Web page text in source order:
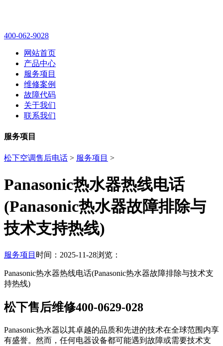
400-062-9028
网站首页
产品中心
服务项目
维修案例
故障代码
关于我们
联系我们
服务项目
松下空调售后电话 > 服务项目 >
Panasonic热水器热线电话
(Panasonic热水器故障排除与
技术支持热线)
服务项目 时间：2025-11-28浏览：
Panasonic热水器热线电话(Panasonic热水器故障排除与技术支
持热线)
松下售后维修400-0629-028
Panasonic热水器以其卓越的品质和先进的技术在全球范围内享
有盛誉。然而，任何电器设备都可能遇到故障或需要技术支